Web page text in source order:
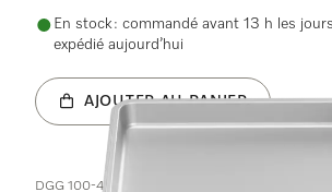
En stock : commandé avant 13 h les
expédié aujourd’hui
AJOUTER AU PANIER
DGG 100-40